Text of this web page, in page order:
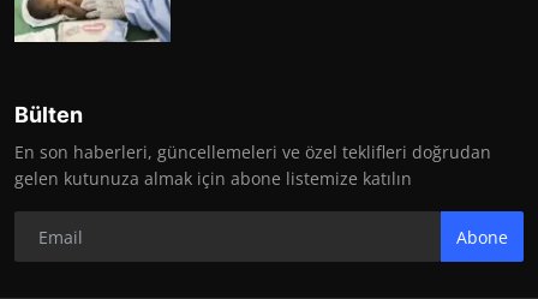
Bülten
En son haberleri, güncellemeleri ve özel teklifleri doğrudan
gelen kutunuza almak için abone listemize katılın
Abone